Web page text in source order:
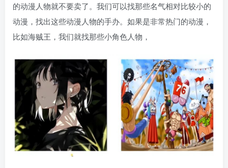
的动漫人物就不要卖了。我们可以找那些名气相对比较小的
动漫，找出这些动漫人物的手办。如果是非常热门的动漫，
比如海贼王，我们就找那些小角色人物，